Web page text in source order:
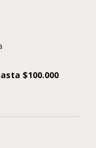
$100.000